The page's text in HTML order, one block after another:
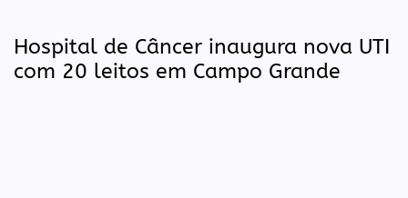
Hospital de Câncer inaugura nova UTI
com 20 leitos em Campo Grande